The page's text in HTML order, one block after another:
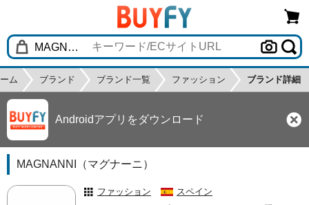
ム ブランド ブランド一覧 ファッション ブランド詳細
Androidアプリをダウンロード
MAGNANNI（マグナーニ）
ファッション スペイン